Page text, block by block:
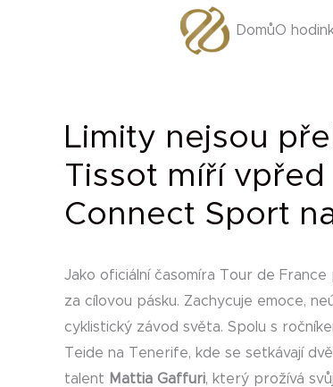
DomůO
Limity nejsou
Tissot míří vpřed
Connect Sport
Jako oficiální časomíra Tour de
za cílovou pásku. Zachycuje emoce,
cyklistický závod světa. Spolu s
Teide na Tenerife, kde se setkávají
talent Mattia Gaffuri, který prožívá